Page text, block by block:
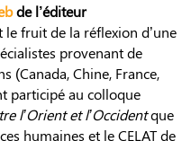
de l’éditeur
fruit de la réflexion d’une
provenant de
(Canada, Chine, France,
participé au colloque
l’Orient et l’Occidentque
humaines et le CELAT de